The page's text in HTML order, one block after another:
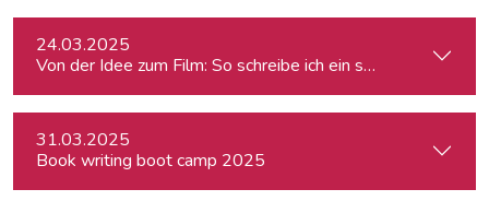
24.03.2025
Von der Idee zum Film: So schreibe ich ein schlüssiges
31.03.2025
Book writing boot camp 2025